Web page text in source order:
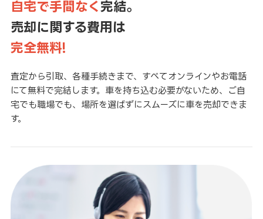
自宅で手間なく 完結。
売却に関する費用は
完全無料!
査定から引取、各種手続きまで、すべてオンラインやお電話
にて無料で完結します。車を持ち込む必要がないため、ご自
宅でも職場でも、場所を選ばずにスムーズに車を売却できま
す。